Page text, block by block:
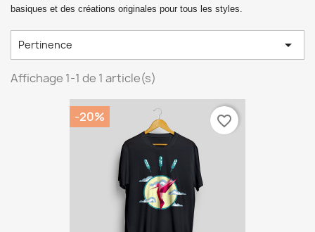
basiques et des créations originales pour tous les styles.
Pertinence 
Affichage 1-1 de 1 article(s)
-20% favorite_border